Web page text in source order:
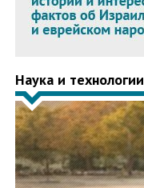
Наука и технологии